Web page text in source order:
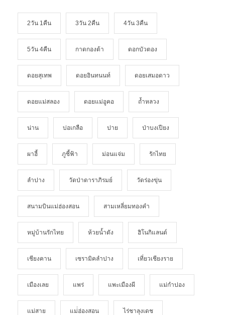
2วัน 1คืน 3วัน 2คืน 4วัน 3คืน
5วัน 4คืน กาดกองต้า ดอกบัวตอง
ดอยสุเทพ ดอยอินทนนท์ ดอยเสมอดาว
ดอยแม่สลอง ดอยแม่อูคอ ถ้ำหลวง
น่าน บ่อเกลือ ปาย ป่าบงเปียง
ผาฮี้ ภูชี้ฟ้า ม่อนแจ่ม รักไทย
ลำปาง วัดป่าดาราภิรมย์ วัดร่องขุ่น
สนามบินแม่ฮ่องสอน สามเหลี่ยมทองคำ
หมู่บ้านรักไทย ห้วยน้ำดัง ฮิโนกิแลนด์
เชียงคาน เซรามิคลำปาง เที่ยวเชียงราย
เมืองเลย แพร่ แพะเมืองผี แม่กำปอง
แม่สาย แม่่ฮ่องสอน ไร่ชาลุงเดช